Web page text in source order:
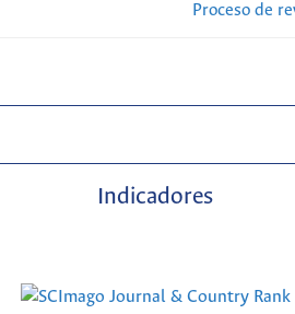
Proceso de
Indicadores